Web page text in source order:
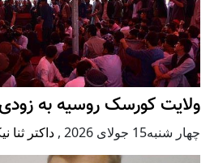
ولایت کورسک روسیه به
چهار شنبه15 جولای 2026 , داکتر ثنا